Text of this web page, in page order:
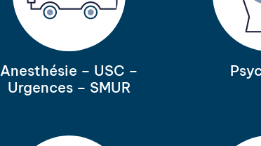
Anesthésie – USC –
Urgences – SMUR